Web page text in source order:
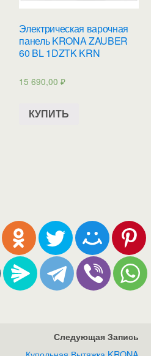
Электрическая варочная
панель KRONA ZAUBER
60 BL 1DZTK KRN
15 690,00₽
КУПИТЬ
Следующая Запись